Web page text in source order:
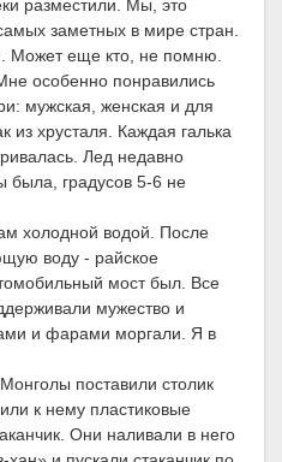
разместили. Мы, это
заметных в мире стран.
Может еще кто, не помню.
особенно понравились
мужская, женская и для
из хрусталя. Каждая галька
Лед недавно
была, градусов 5-6 не
холодной водой. После
воду - райское
мост был. Все
мужество и
и фарами моргали. Я в
поставили столик
к нему пластиковые
Они наливали в него